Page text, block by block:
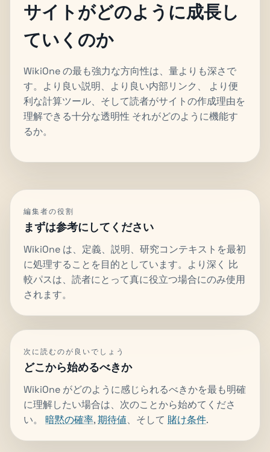
サイトがどのように成長し
ていくのか
WikiOne の最も強力な方向性は、量よりも深さで
す。より良い説明、より良い内部リンク、 より便
利な計算ツール、そして読者がサイトの作成理由を
理解できる十分な透明性 それがどのように機能す
るか。
編集者の役割
まずは参考にしてください
WikiOne は、定義、説明、研究コンテキストを最初
に処理することを目的としています。より深く 比
較パスは、読者にとって真に役立つ場合にのみ使用
されます。
次に読むのが良いでしょう
どこから始めるべきか
WikiOne がどのように感じられるべきかを最も明確
に理解したい場合は、次のことから始めてくださ
い。 暗黙の確率,期待値、そして 賭け条件.